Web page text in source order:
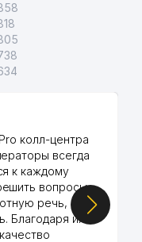
782 м
колл-центра
всегда
к каждому
вопросы.
речь,
Благодаря их